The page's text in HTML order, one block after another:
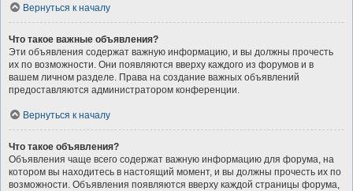
Вернуться к началу
Что такое важные объявления?
Эти объявления содержат важную информацию, и вы должны прочесть
их по возможности. Они появляются вверху каждого из форумов и в
вашем личном разделе. Права на создание важных объявлений
предоставляются администратором конференции.
Вернуться к началу
Что такое объявления?
Объявления чаще всего содержат важную информацию для форума, на
котором вы находитесь в настоящий момент, и вы должны прочесть их по
возможности. Объявления появляются вверху каждой страницы форума,